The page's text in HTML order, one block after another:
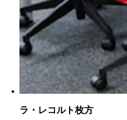
ラ・レコルト枚方